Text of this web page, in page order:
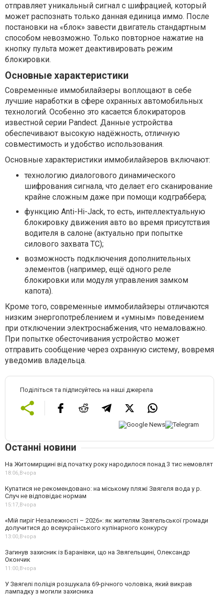
отправляет уникальный сигнал с шифрацией, который
может распознать только данная единица иммо. После
постановки на «блок» завести двигатель стандартным
способом невозможно. Только повторное нажатие на
кнопку пульта может деактивировать режим
блокировки.
Основные характеристики
Современные иммобилайзеры воплощают в себе
лучшие наработки в сфере охранных автомобильных
технологий. Особенно это касается блокираторов
известной серии Pandect. Данные устройства
обеспечивают высокую надёжность, отличную
совместимость и удобство использования.
Основные характеристики иммобилайзеров включают:
технологию диалогового динамического
шифрования сигнала, что делает его сканирование
крайне сложным даже при помощи кодграббера;
функцию Anti-Hi-Jack, то есть, интеллектуальную
блокировку движения авто во время присутствия
водителя в салоне (актуально при попытке
силового захвата ТС);
возможность подключения дополнительных
элементов (например, ещё одного реле
блокировки или модуля управления замком
капота).
Кроме того, современные иммобилайзеры отличаются
низким энергопотреблением и «умным» поведением
при отключении электроснабжения, что немаловажно.
При попытке обесточивания устройство может
отправить сообщение через охранную систему, вовремя
уведомив владельца.
Поділіться та підписуйтесь на наші джерела
Останні новини
На Житомирщині від початку року народилося понад 3 тис немовлят
18:06, Вчора
Купатися не рекомендовано: на міському пляжі Звягеля вода у р.
Случ не відповідає нормам
15:17, Вчора
«Мій пиріг Незалежності – 2026»: як жителям Звягельської громади
долучитися до всеукраїнського кулінарного конкурсу
13:00, Вчора
Загинув захисник із Баранівки, що на Звягельщині, Олександр
Окончик
11:00, Вчора
У Звягелі поліція розшукала 69-річного чоловіка, який викрав
лампадку з могили захисника